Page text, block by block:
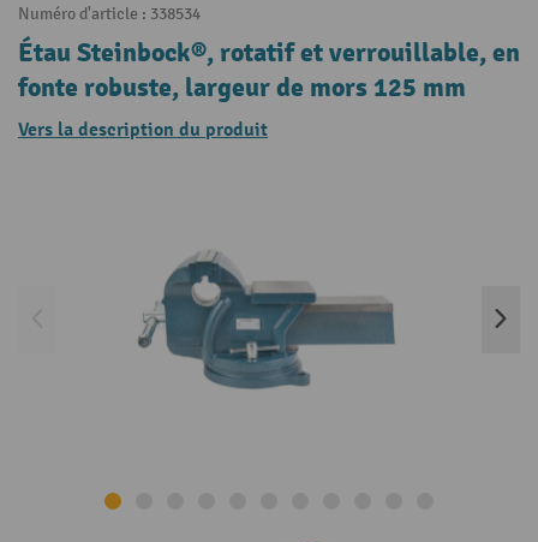
Numéro d'article : 338534
Étau Steinbock®, rotatif et verrouillable, en
fonte robuste, largeur de mors 125 mm
Vers la description du produit